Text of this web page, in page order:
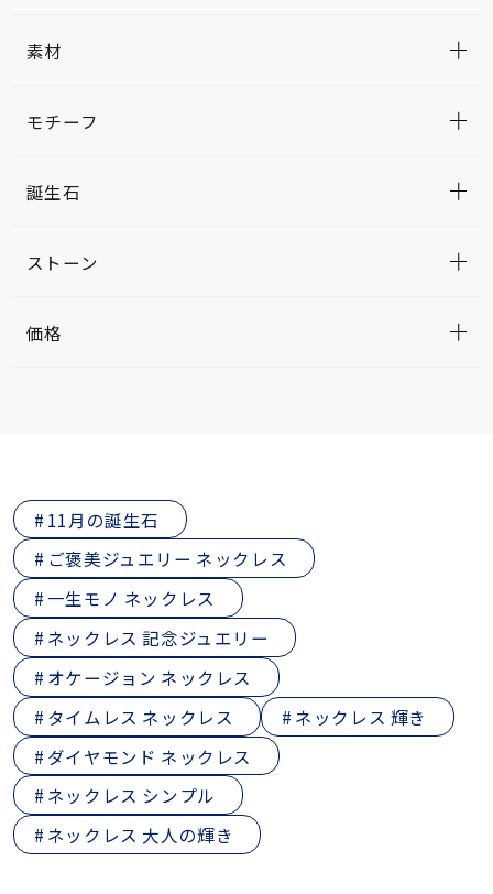
素材
モチーフ
誕生石
ストーン
価格
11月の誕生石
ご褒美ジュエリー ネックレス
一生モノ ネックレス
ネックレス 記念ジュエリー
オケージョン ネックレス
タイムレス ネックレス
ネックレス 輝き
ダイヤモンド ネックレス
ネックレス シンプル
ネックレス 大人の輝き